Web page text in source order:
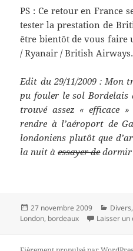
PS : Ce retour en France
tester la prestation de
être bientôt de vous faire
/ Ryanair / British
Edit du 29/11/2009 : Mon
pu fouler le sol Bordelais
trouvé assez « efficace
rendre à l’aéroport de
londoniens plutôt que
la nuit àessayer dedormir
Publié
le
27 novembre 2009 Divers,
London, bordeaux Laisser